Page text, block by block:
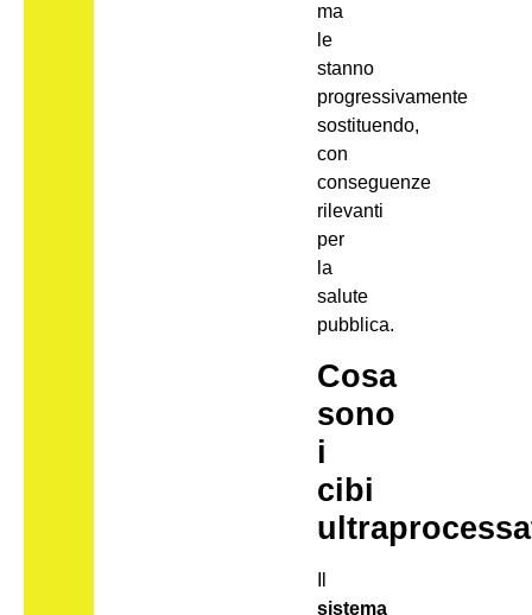
ma
le
stanno
progressivamente
sostituendo,
con
conseguenze
rilevanti
per
la
salute
pubblica.
Cosa
sono
i
cibi
sistema